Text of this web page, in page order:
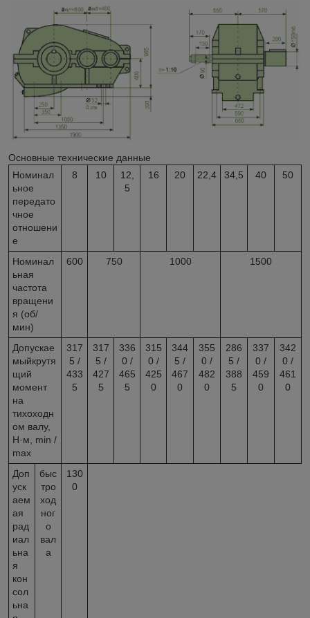
Основные технические данные
Номинал
ьное
передато
чное
отношени
е
8 10
12,
5
16 20 22,4 34,5 40 50
Номинал
ьная
частота
вращени
я (об/
мин)
600 750 1000 1500
Допускае
мыйкрутя
щий
момент
на
тихоходн
ом валу,
Н·м, min /
max
317
5 /
433
5
317
5 /
427
5
336
0 /
465
5
315
0 /
425
0
344
5 /
467
0
355
0 /
482
0
286
5 /
388
5
337
0 /
459
0
342
0 /
461
0
Доп
уск
аем
ая
рад
иал
ьна
я
кон
сол
ьна
быс
тро
ход
ног
о
вал
а
130
0